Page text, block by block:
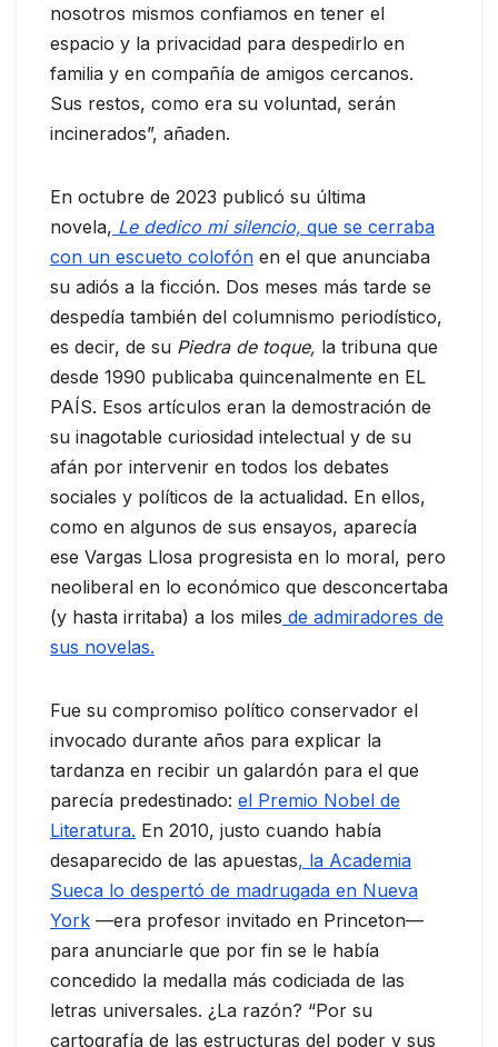
nosotros mismos confiamos en tener el
espacio y la privacidad para despedirlo en
familia y en compañía de amigos cercanos.
Sus restos, como era su voluntad, serán
incinerados”, añaden.
En octubre de 2023 publicó su última
novela, Le dedico mi silencio, que se cerraba
con un escueto colofón en el que anunciaba
su adiós a la ficción. Dos meses más tarde se
despedía también del columnismo periodístico,
es decir, de su Piedra de toque, la tribuna que
desde 1990 publicaba quincenalmente en EL
PAÍS. Esos artículos eran la demostración de
su inagotable curiosidad intelectual y de su
afán por intervenir en todos los debates
sociales y políticos de la actualidad. En ellos,
como en algunos de sus ensayos, aparecía
ese Vargas Llosa progresista en lo moral, pero
neoliberal en lo económico que desconcertaba
(y hasta irritaba) a los miles de admiradores de
sus novelas.
Fue su compromiso político conservador el
invocado durante años para explicar la
tardanza en recibir un galardón para el que
parecía predestinado: el Premio Nobel de
Literatura. En 2010, justo cuando había
desaparecido de las apuestas, la Academia
Sueca lo despertó de madrugada en Nueva
York —era profesor invitado en Princeton—
para anunciarle que por fin se le había
concedido la medalla más codiciada de las
letras universales. ¿La razón? “Por su
cartografía de las estructuras del poder y sus